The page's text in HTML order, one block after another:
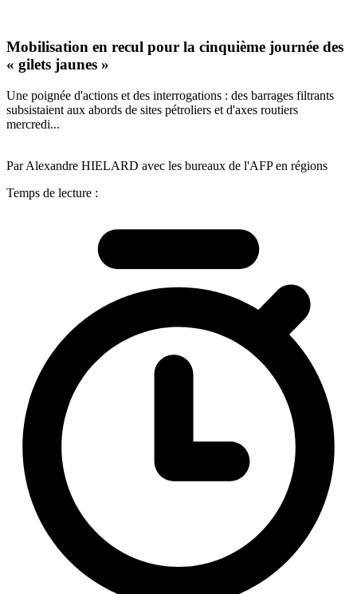
Mobilisation en recul pour la cinquième journée des
« gilets jaunes »
Une poignée d'actions et des interrogations : des barrages filtrants
subsistaient aux abords de sites pétroliers et d'axes routiers
mercredi...
Par Alexandre HIELARD avec les bureaux de l'AFP en régions
Temps de lecture :